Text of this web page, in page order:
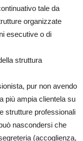
tale da
organizzate
esecutive o di
struttura
pur non avendo
più ampia clientela su
strutture professionali
nascondersi che
(accoglienza,